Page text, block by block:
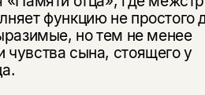
функцию не простого
но тем не менее
сына, стоящего у